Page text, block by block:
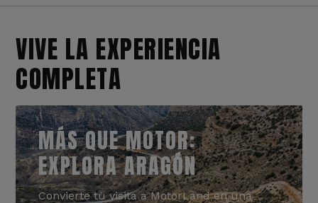
VIVE LA EXPERIENCIA
COMPLETA
MÁS QUE MOTOR:
EXPLORA ARAGÓN
Convierte tu visita a MotorLand en una